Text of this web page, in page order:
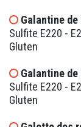
Galantine
Sulfite E220 -
Gluten
Galantine
Sulfite E220 -
Gluten